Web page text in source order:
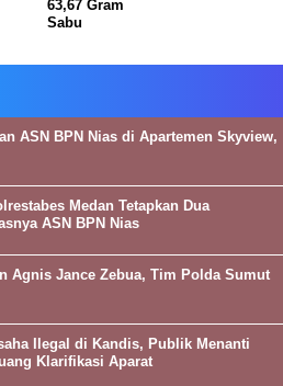
63,67 Gram
Sabu
ASN BPN Nias di Apartemen Skyview,
Medan Tetapkan Dua
ASN BPN Nias
Agnis Jance Zebua, Tim Polda Sumut
Ilegal di Kandis, Publik Menanti
Klarifikasi Aparat